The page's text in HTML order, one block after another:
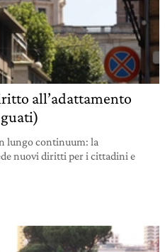
all’adattamento
lungo continuum: la
nuovi diritti per i cittadini e